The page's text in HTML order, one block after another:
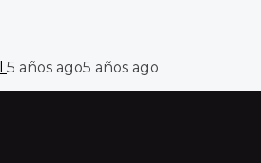
5 años ago5 años ago